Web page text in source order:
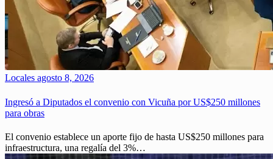
Locales agosto 8, 2026
Ingresó a Diputados el convenio con Vicuña por US$250 millones
para obras
El convenio establece un aporte fijo de hasta US$250 millones para
infraestructura, una regalía del 3%…